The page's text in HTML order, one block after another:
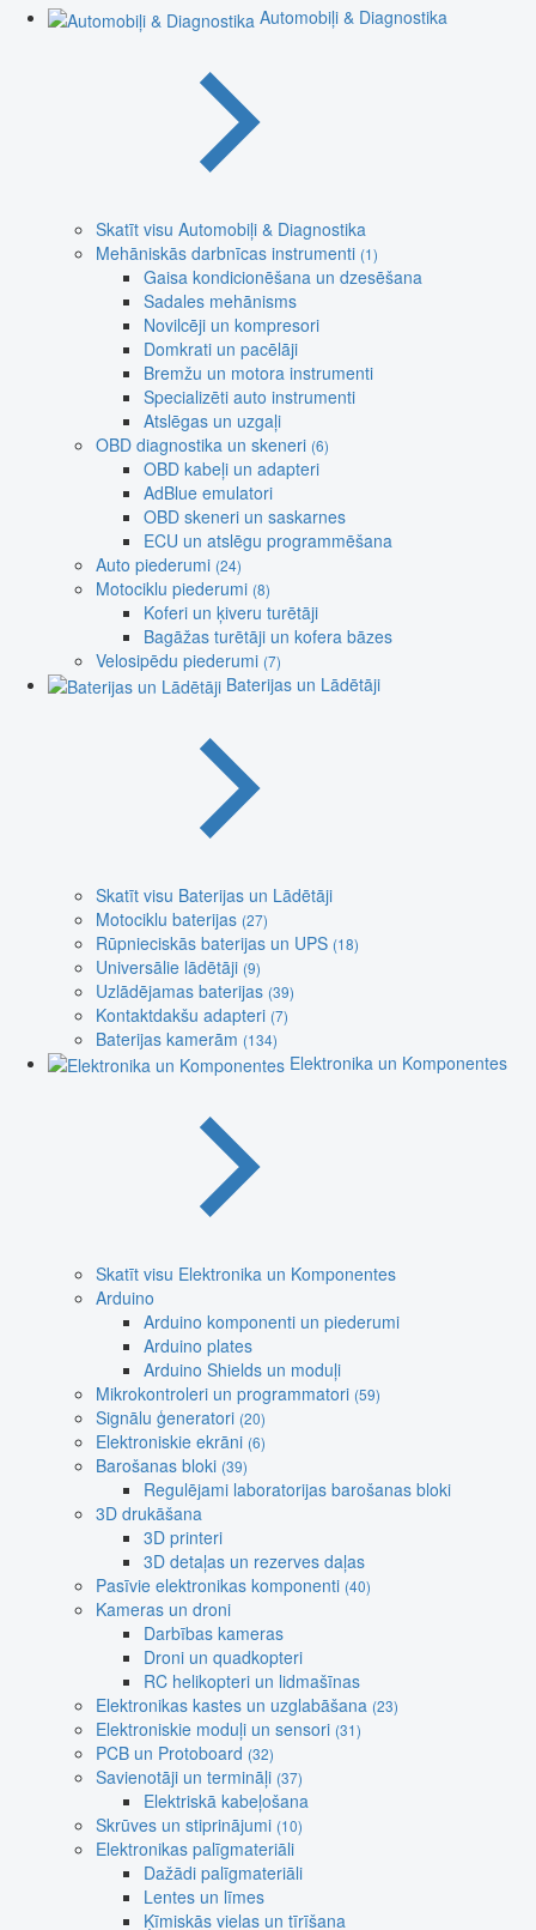
Automobiļi & Diagnostika
Skatīt visu Automobiļi & Diagnostika
Mehāniskās darbnīcas instrumenti (1)
Gaisa kondicionēšana un dzesēšana
Sadales mehānisms
Novilcēji un kompresori
Domkrati un pacēlāji
Bremžu un motora instrumenti
Specializēti auto instrumenti
Atslēgas un uzgaļi
OBD diagnostika un skeneri (6)
OBD kabeļi un adapteri
AdBlue emulatori
OBD skeneri un saskarnes
ECU un atslēgu programmēšana
Auto piederumi (24)
Motociklu piederumi (8)
Koferi un ķiveru turētāji
Bagāžas turētāji un kofera bāzes
Velosipēdu piederumi (7)
Baterijas un Lādētāji
Skatīt visu Baterijas un Lādētāji
Motociklu baterijas (27)
Rūpnieciskās baterijas un UPS (18)
Universālie lādētāji (9)
Uzlādējamas baterijas (39)
Kontaktdakšu adapteri (7)
Baterijas kamerām (134)
Elektronika un Komponentes
Skatīt visu Elektronika un Komponentes
Arduino
Arduino komponenti un piederumi
Arduino plates
Arduino Shields un moduļi
Mikrokontroleri un programmatori (59)
Signālu ģeneratori (20)
Elektroniskie ekrāni (6)
Barošanas bloki (39)
Regulējami laboratorijas barošanas bloki
3D drukāšana
3D printeri
3D detaļas un rezerves daļas
Pasīvie elektronikas komponenti (40)
Kameras un droni
Darbības kameras
Droni un quadkopteri
RC helikopteri un lidmašīnas
Elektronikas kastes un uzglabāšana (23)
Elektroniskie moduļi un sensori (31)
PCB un Protoboard (32)
Savienotāji un termināļi (37)
Elektriskā kabeļošana
Skrūves un stiprinājumi (10)
Elektronikas palīgmateriāli
Dažādi palīgmateriāli
Lentes un līmes
Ķīmiskās vielas un tīrīšana